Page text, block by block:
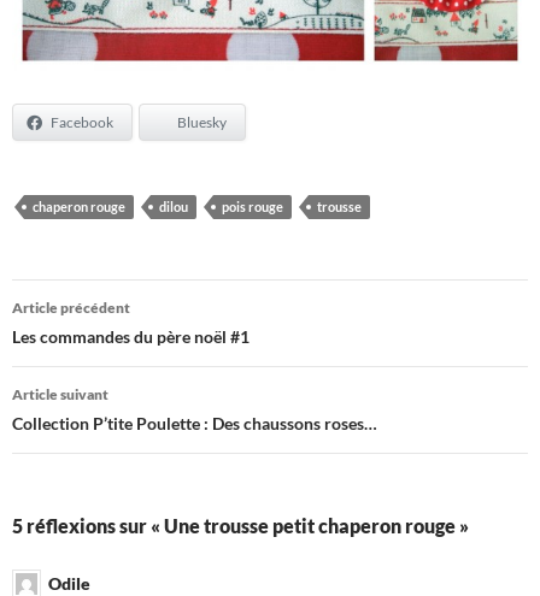
Facebook Bluesky
chaperon rouge dilou pois rouge trousse
Navigation
des
articles
Article précédent
Les commandes du père noël #1
Article suivant
Collection P’tite Poulette : Des chaussons roses…
5 réflexions sur « Une trousse petit chaperon rouge »
Odile